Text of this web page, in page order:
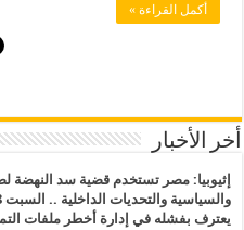
أكمل القراءة »
أخر الأخبار
إثيوبيا: مصر تستخدم قضية سد النهضة
يعترف بفشله في إدارة أخطر ملفات